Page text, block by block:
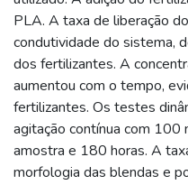
PLA. A taxa de liberação
condutividade do sistema,
dos fertilizantes. A
aumentou com o tempo,
fertilizantes. Os testes
agitação contínua com
amostra e 180 horas. A
morfologia das blendas e